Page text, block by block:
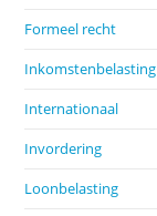
Formeel recht
Inkomstenbelasting
Internationaal
Invordering
Loonbelasting